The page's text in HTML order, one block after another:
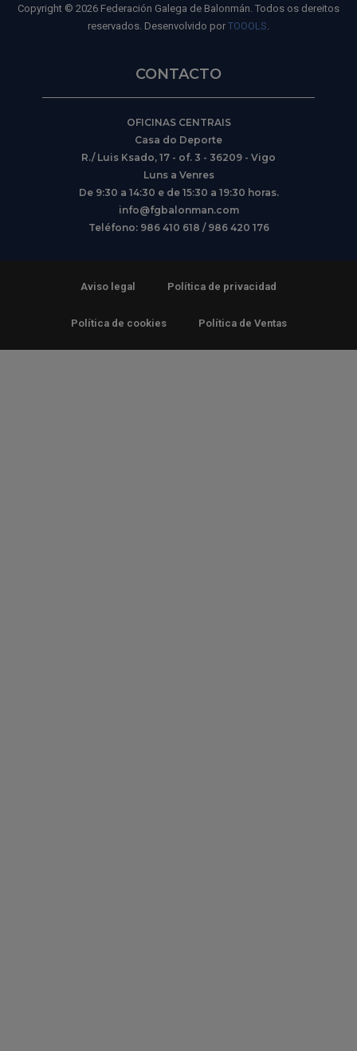
Copyright © 2026 Federación Galega de Balonmán. Todos os dereitos
reservados. Desenvolvido por TOOOLS
CONTACTO
OFICINAS CENTRAIS
Casa do Deporte
R./ Luis Ksado, 17 - of. 3 - 36209 - Vigo
Luns a Venres
De 9:30 a 14:30 e de 15:30 a 19:30 horas.
info@fgbalonman.com
Teléfono: 986 410 618 / 986 420 176
Aviso legal Política de privacidad
Política de cookies Política de Ventas